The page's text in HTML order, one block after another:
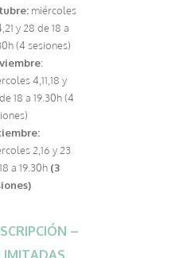
miércoles
y 28 de 18 a
(4 sesiones)
:
4,11,18 y
18 a 19.30h (4
2,16 y 23
a 19.30h (3
–